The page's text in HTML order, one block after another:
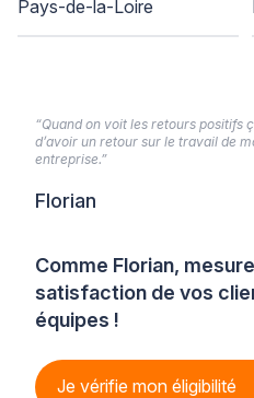
Pays-de-la-Loire
Comme Florian,
satisfaction de vos
équipes !
Je vérifie mon éligibilité
“Quand on voit les retours positifs
d’avoir un retour sur le travail de
entreprise.”
Florian